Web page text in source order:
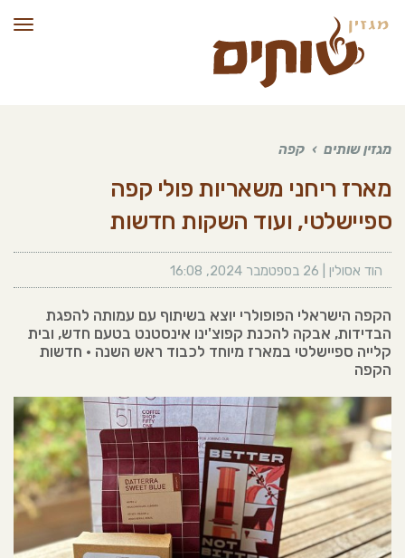
מגזין שותים › קפה
מארז ריחני משאריות פולי קפה
ספיישלטי, ועוד השקות חדשות
הוד אסולין 26 בספטמבר 2024 ,
16:08
הקפה הישראלי הפופולרי יוצא בשיתוף עם עמותה להפגת
הבדידות, אבקה להכנת קפוצ'ינו אינסטנט בטעם חדש, ובית
קלייה ספיישלטי במארז מיוחד לכבוד ראש השנה • חדשות
הקפה